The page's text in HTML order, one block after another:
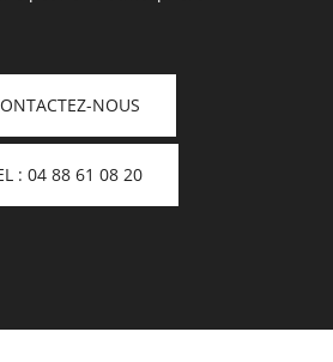
NOUS
: 04 88 61 08 20